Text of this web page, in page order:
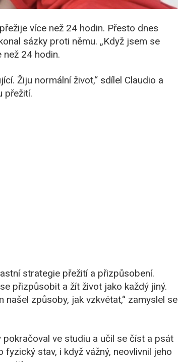
více než 24 hodin. Přesto dnes
sázky proti němu. „Když jsem se
než 24 hodin.
Žiju normální život,“ sdílel Claudio a
přežití.
strategie přežití a přizpůsobení.
přizpůsobit a žít život jako každý jiný.
způsoby, jak vzkvétat,“ zamyslel se
pokračoval ve studiu a učil se číst a psát
stav, i když vážný, neovlivnil jeho